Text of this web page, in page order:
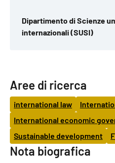
Dipartimento di Scienze
internazionali (SUSI)
Aree di ricerca
international law
International economic
Sustainable development
Nota biografica